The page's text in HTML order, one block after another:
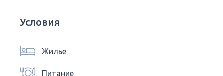
Условия
Жилье
Питание